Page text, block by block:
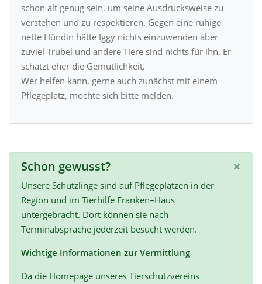
schon alt genug sein, um seine Ausdrucksweise zu
verstehen und zu respektieren. Gegen eine ruhige
nette Hündin hätte Iggy nichts einzuwenden aber
zuviel Trubel und andere Tiere sind nichts für ihn. Er
schätzt eher die Gemütlichkeit.
Wer helfen kann, gerne auch zunächst mit einem
Pflegeplatz, möchte sich bitte melden.
×
Schon gewusst?
Unsere Schützlinge sind auf Pflegeplätzen in der
Region und im Tierhilfe Franken–Haus
untergebracht. Dort können sie nach
Terminabsprache jederzeit besucht werden.
Wichtige Informationen zur Vermittlung
Da die Homepage unseres Tierschutzvereins